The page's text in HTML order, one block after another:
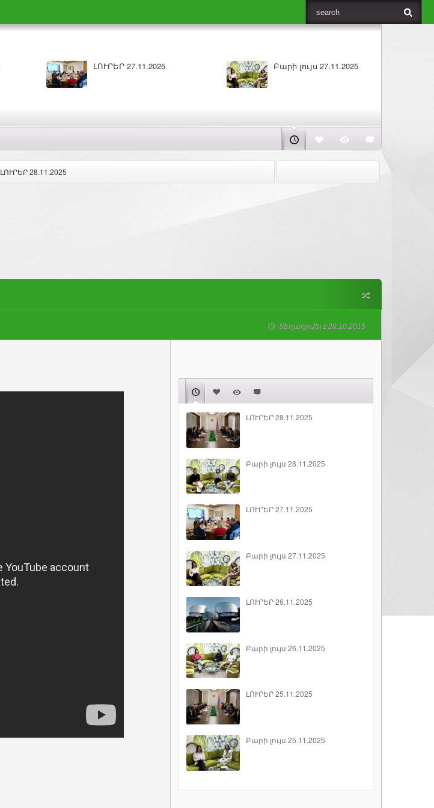
Բարի լույս 27.11.2025 ԼՈՒՐԵՐ 26.11.2025
ԼՈՒՐԵՐ 28.11.2025
Տեղադրվել է 28.10.2015
ԼՈՒՐԵՐ 28.11.2025
Բարի լույս 28.11.2025
ԼՈՒՐԵՐ 27.11.2025
Բարի լույս 27.11.2025
ԼՈՒՐԵՐ 26.11.2025
Բարի լույս 26.11.2025
ԼՈՒՐԵՐ 25.11.2025
Բարի լույս 25.11.2025